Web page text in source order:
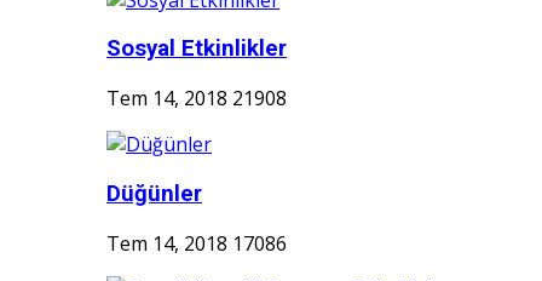
Sosyal Etkinlikler
Tem 14, 2018 21908
Düğünler
Tem 14, 2018 17086